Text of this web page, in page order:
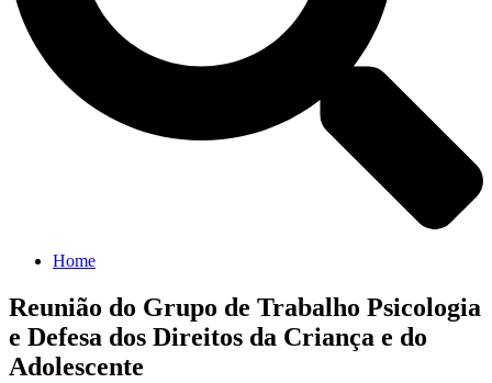
Home
Reunião do Grupo de Trabalho Psicologia
e Defesa dos Direitos da Criança e do
Adolescente